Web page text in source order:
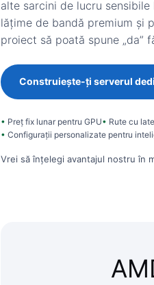
alte sarcini de lucru
lățime de bandă premium și
proiect să poată spune „da”
Construiește-ți serverul
Preț fix lunar pentru GPU
Rute cu
Configurații personalizate pentru
Vrei să înțelegi avantajul nostru în